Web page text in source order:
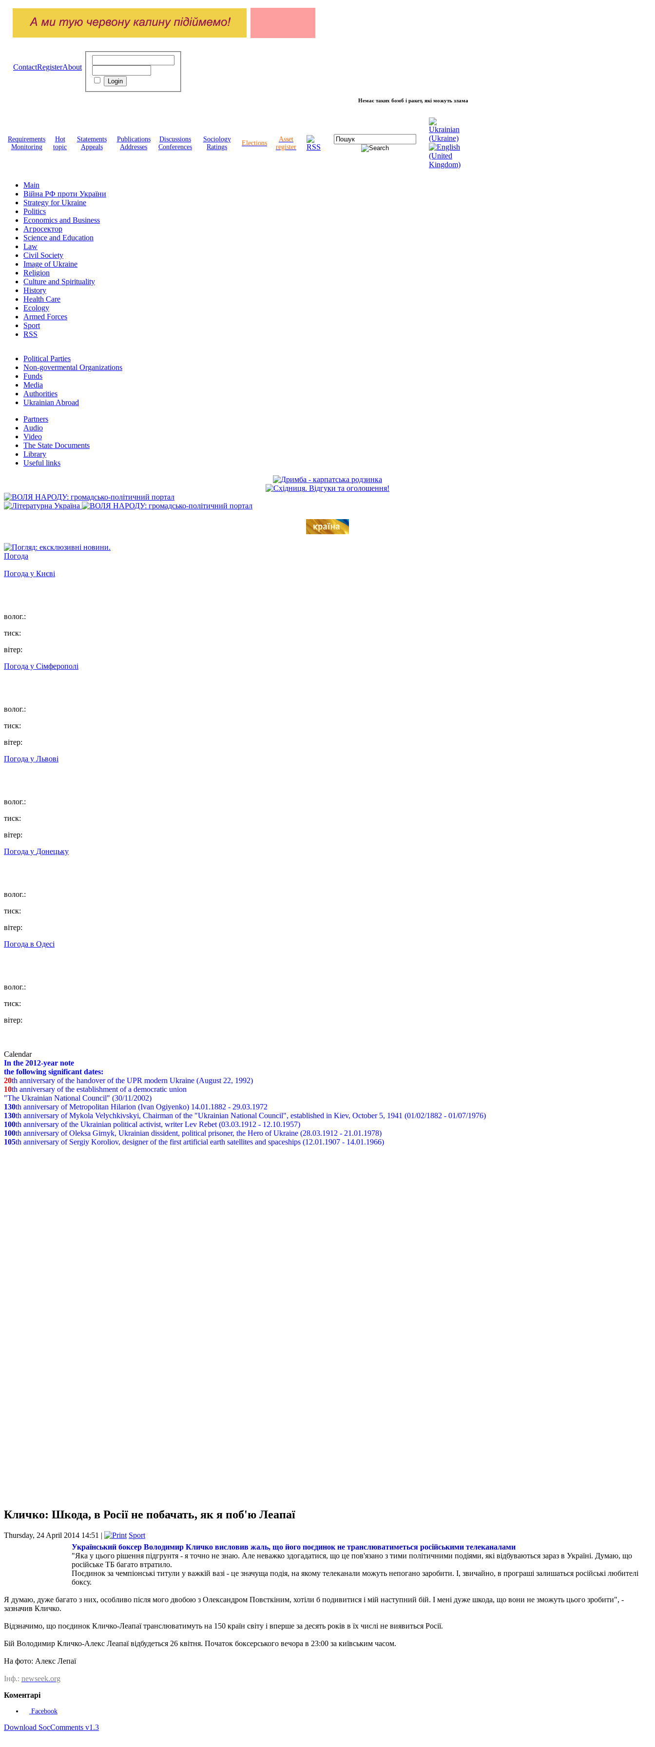
ContactRegisterAbout
Немає таких бомб і ракет, які можуть зламати волю народу, - Президент України Володимир Зеленський
Requirements
Monitoring
Hot
topic
Statements
Appeals
Publications
Addresses
Discussions
Conferences
Sociology
Ratings
Elections
Asset
register
Main
Війна РФ проти України
Strategy for Ukraine
Politics
Economics and Business
Агросектор
Science and Education
Law
Civil Society
Image of Ukraine
Religion
Culture and Spirituality
History
Health Care
Ecology
Armed Forces
Sport
RSS
Political Parties
Non-govermental Organizations
Funds
Мedia
Authorities
Ukrainian Abroad
Partners
Audio
Video
The State Documents
Library
Useful links
Погода
Погода у Києві
волог.:
тиск:
вітер:
Погода у Сімферополі
волог.:
тиск:
вітер:
Погода у Львові
волог.:
тиск:
вітер:
Погода у Донецьку
волог.:
тиск:
вітер:
Погода в Одесі
волог.:
тиск:
вітер:
Calendar
In the 2012-year note
the following significant dates:
20th anniversary of the handover of the UPR modern Ukraine (August 22, 1992)
10th anniversary of the establishment of a democratic union
"The Ukrainian National Council" (30/11/2002)
130th anniversary of Metropolitan Hilarion (Ivan Ogiyenko) 14.01.1882 - 29.03.1972
130th anniversary of Mykola Velychkivskyi, Chairman of the "Ukrainian National Council", established in Kiev, October 5, 1941 (01/02/1882 - 01/07/1976)
100th anniversary of the Ukrainian political activist, writer Lev Rebet (03.03.1912 - 12.10.1957)
100th anniversary of Oleksa Girnyk, Ukrainian dissident, political prisoner, the Hero of Ukraine (28.03.1912 - 21.01.1978)
105th anniversary of Sergiy Koroliov, designer of the first artificial earth satellites and spaceships (12.01.1907 - 14.01.1966)
Кличко: Шкода, в Росії не побачать, як я поб'ю Леапаї
Thursday, 24 April 2014 14:51 |
Sport
Український боксер Володимир Кличко висловив жаль, що його поєдинок не транслюватиметься російськими телеканалами
"Яка у цього рішення підгрунтя - я точно не знаю. Але неважко здогадатися, що це пов'язано з тими політичними подіями, які відбуваються зараз в Україні. Думаю, що
російське ТБ багато втратило.
Поєдинок за чемпіонські титули у важкій вазі - це значуща подія, на якому телеканали можуть непогано заробити. І, звичайно, в програші залишаться російські любителі
боксу.
Я думаю, дуже багато з них, особливо після мого двобою з Олександром Повєткіним, хотіли б подивитися і мій наступний бій. І мені дуже шкода, що вони не зможуть цього зробити", -
зазначив Кличко.
Відзначимо, що поєдинок Кличко-Леапаї транслюватимуть на 150 країн світу і вперше за десять років в їх числі не виявиться Росії.
Бій Володимир Кличко-Алекс Леапаї відбудеться 26 квітня. Початок боксерського вечора в 23:00 за київським часом.
На фото: Алекс Лепаї
Інф.: newseek.org
Коментарі
Facebook
Download SocComments v1.3